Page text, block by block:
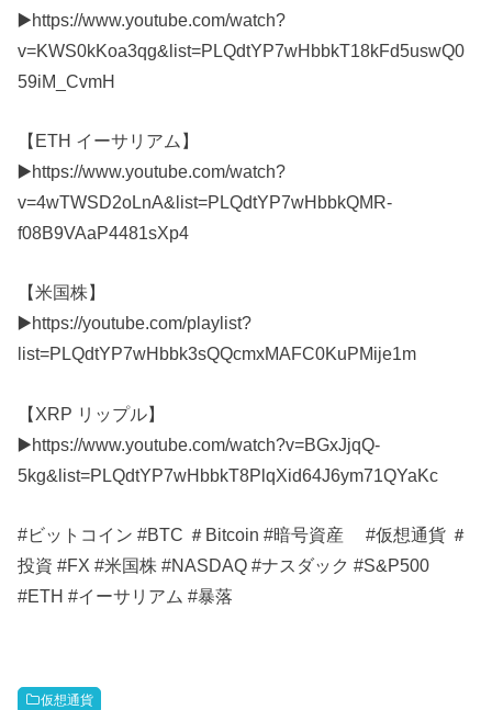
▶️https://www.youtube.com/watch?
v=KWS0kKoa3qg&list=PLQdtYP7wHbbkT18kFd5uswQ0
59iM_CvmH
【ETH イーサリアム】
▶️https://www.youtube.com/watch?
v=4wTWSD2oLnA&list=PLQdtYP7wHbbkQMR-
f08B9VAaP4481sXp4
【米国株】
▶️https://youtube.com/playlist?
list=PLQdtYP7wHbbk3sQQcmxMAFC0KuPMije1m
【XRP リップル】
▶️https://www.youtube.com/watch?v=BGxJjqQ-
5kg&list=PLQdtYP7wHbbkT8PlqXid64J6ym71QYaKc
#ビットコイン #BTC ＃Bitcoin #暗号資産 #仮想通貨 ＃
投資 #FX #米国株 #NASDAQ #ナスダック #S&P500
#ETH #イーサリアム #暴落
仮想通貨